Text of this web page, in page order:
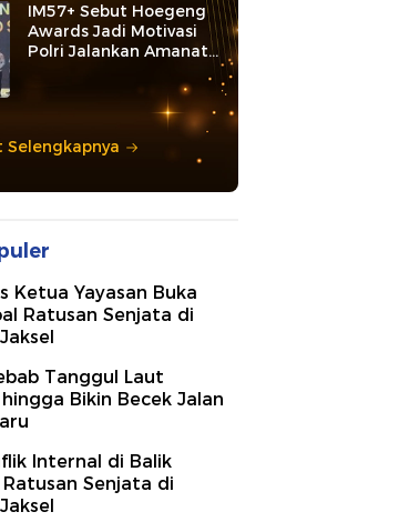
IM57+ Sebut Hoegeng
Awards Jadi Motivasi
Polri Jalankan Amanat
Selengkapnya
Ketua Yayasan Buka
Ratusan Senjata di
Tanggul Laut
Bikin Becek Jalan
Internal di Balik
Senjata di